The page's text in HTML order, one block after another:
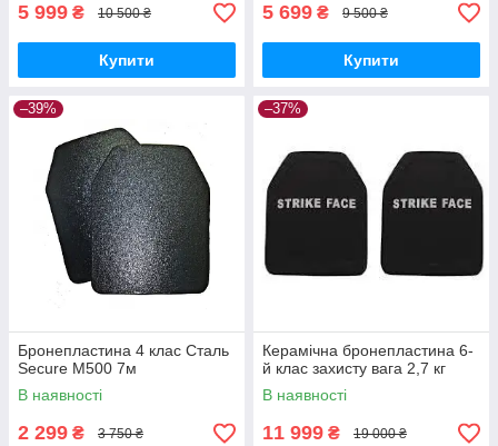
5 999 ₴ 10 500 ₴
Купити
5 699 ₴ 9 500 ₴
Купити
–39%
Бронепластина 4 клас Сталь
Secure М500 7м
В наявності
2 299 ₴ 3 750 ₴
–37%
Керамічна бронепластина 6-
й клас захисту вага 2,7 кг
В наявності
11 999 ₴ 19 000 ₴